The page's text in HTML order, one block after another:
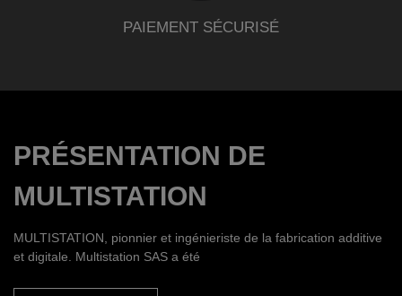
PAIEMENT SÉCURISÉ
PRÉSENTATION DE
MULTISTATION
MULTISTATION, pionnier et ingénieriste de la fabrication additive
et digitale. Multistation SAS a été